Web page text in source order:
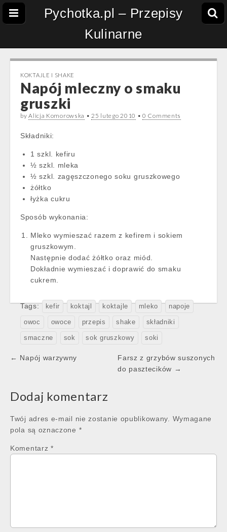
Pychotka.pl – Przepisy
Kulinarne
KOKTAJLE I SHAKE
Napój mleczny o smaku
gruszki
byAlicja Komorowska •25 lutego 2010 •0 Comments
Składniki:
1 szkl. kefiru
½ szkl. mleka
½ szkl. zagęszczonego soku gruszkowego
żółtko
łyżka cukru
Sposób wykonania:
Mleko wymieszać razem z kefirem i sokiem
gruszkowym.
Następnie dodać żółtko oraz miód.
Dokładnie wymieszać i doprawić do smaku
cukrem.
Tags: kefir koktajl koktajle mleko napoje
owoc owoce przepis shake składniki
smaczne sok sok gruszkowy soki
Post
← Napój warzywny
Farsz z grzybów suszonych
do pasztecików →
Dodaj komentarz
Twój adres e-mail nie zostanie opublikowany.
Wymagane
pola są oznaczone *
Komentarz *